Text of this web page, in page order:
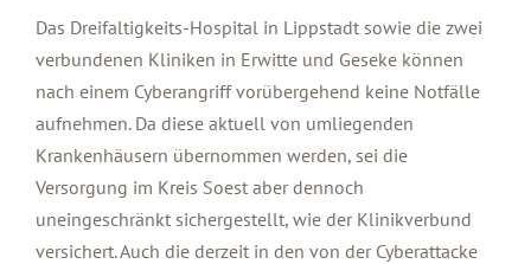
Das Dreifaltigkeits-Hospital in Lippstadt sowie die zwei
verbundenen Kliniken in Erwitte und Geseke können
nach einem Cyberangriff vorübergehend keine Notfälle
aufnehmen. Da diese aktuell von umliegenden
Krankenhäusern übernommen werden, sei die
Versorgung im Kreis Soest aber dennoch
uneingeschränkt sichergestellt, wie der Klinikverbund
versichert. Auch die derzeit in den von der Cyberattacke